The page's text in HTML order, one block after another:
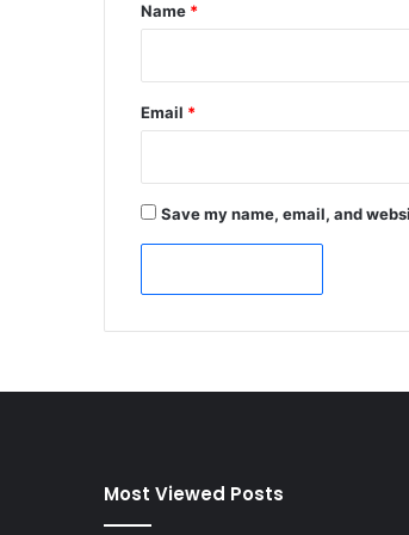
Name *
Email *
Save my name, email, and
Most Viewed Posts